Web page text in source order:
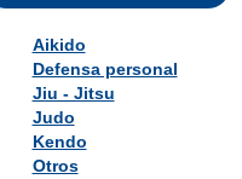
Aikido
Defensa personal
Jiu - Jitsu
Judo
Kendo
Otros